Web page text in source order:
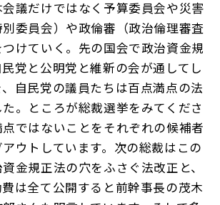
議だけではなく予算委員会や災害
委員会）や政倫審（政治倫理審査
けていく。先の国会で政治資金規
党と公明党と維新の会が通してし
自民党の議員たちは百点満点の法
。ところが総裁選挙をみてくださ
ではないことをそれぞれの候補者
ウトしています。次の総裁はこの
金規正法の穴をふさぐ法改正と、
は全て公開すると前幹事長の茂木